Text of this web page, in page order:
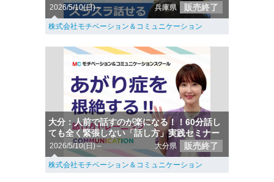
2026/5/10(日)～ 兵庫県 販売終了
株式会社モチベーション＆コミュニケーション
大分：人前で話すのが楽になる！！60分話し
ても全く緊張しない「話し方」実践セミナー
2026/5/10(日)～ 大分県 販売終了
株式会社モチベーション＆コミュニケーション